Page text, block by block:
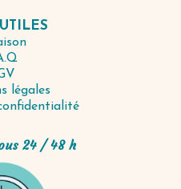
légales
24 / 48 h